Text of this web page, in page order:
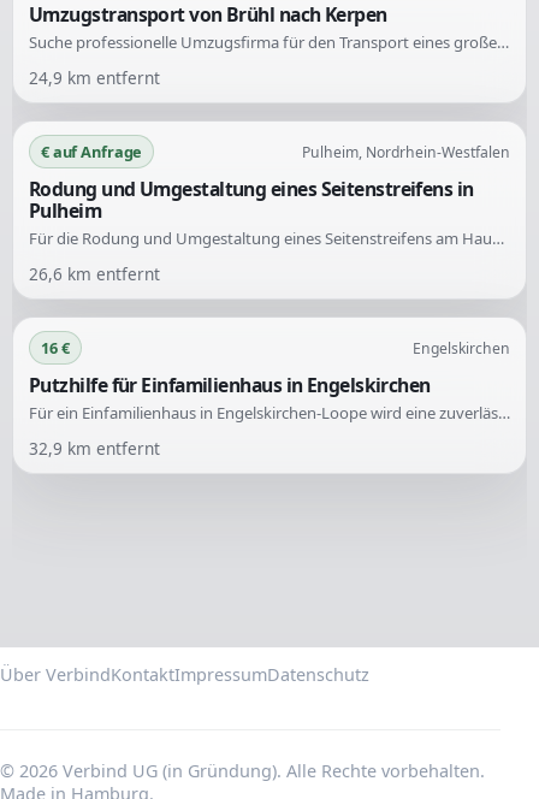
Umzugstransport von Brühl nach Kerpen
Suche professionelle Umzugsfirma für den Transport eines großen Schranks. Der Schrank muss von der zweiten Etage ohne Aufzug in Brühl abgeholt und in die vierte Etage ohne Aufzug in Kerpen Sindorf gebracht werden. Das Treppenhaus ist in beiden Wohnungen breit, was den Transport erleichtert.
24,9 km entfernt
€ auf Anfrage Pulheim, Nordrhein-Westfalen
Rodung und Umgestaltung eines Seitenstreifens in
Pulheim
Für die Rodung und Umgestaltung eines Seitenstreifens am Haus wird ein erfahrener Garten- und Landschaftsbauer gesucht. Die Fläche ist stark bewachsen und benötigt eine fachgerechte Bearbeitung.
26,6 km entfernt
16 € Engelskirchen
Putzhilfe für Einfamilienhaus in Engelskirchen
Für ein Einfamilienhaus in Engelskirchen-Loope wird eine zuverlässige Putzhilfe gesucht. Die Unterstützung ist für die Reinigung vorgesehen und erfolgt alle zwei Wochen für jeweils 3 Stunden.
32,9 km entfernt
Über VerbindKontaktImpressumDatenschutz
© 2026 Verbind UG (in Gründung). Alle Rechte vorbehalten.
Made in Hamburg.